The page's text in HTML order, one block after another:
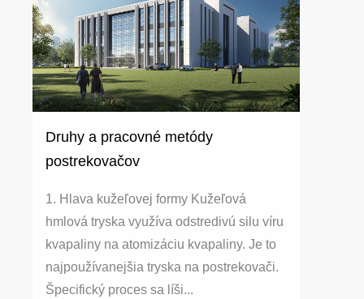
Druhy a pracovné metódy
postrekovačov
1. Hlava kužeľovej formy Kužeľová
hmlová tryska využíva odstredivú silu víru
kvapaliny na atomizáciu kvapaliny. Je to
najpoužívanejšia tryska na postrekovači.
Špecifický proces sa líši...